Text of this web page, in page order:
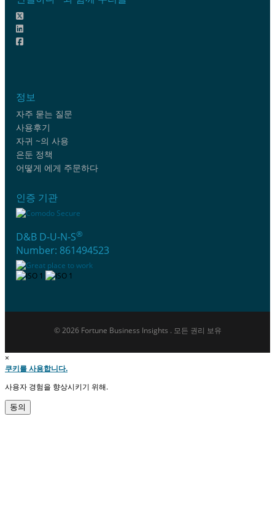
정보
자주 묻는 질문
사용후기
자귀 ~의 사용
은둔 정책
어떻게 에게 주문하다
인증 기관
D&B D-U-N-S®
Number: 861494523
© 2026 Fortune Business Insights . 모든 권리 보유
×
쿠키를 사용합니다.
사용자 경험을 향상시키기 위해.
동의